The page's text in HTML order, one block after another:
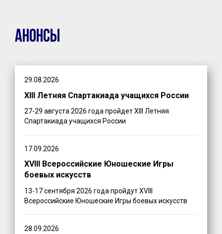
Анонсы
29.08.2026
XIII Летняя Спартакиада учащихся России
27-29 августа 2026 года пройдет XIII Летняя
Спартакиада учащихся России
17.09.2026
XVIII Всероссийские Юношеские Игры
боевых искусств
13-17 сентября 2026 года пройдут XVIII
Всероссийские Юношеские Игры боевых искусств
28.09.2026